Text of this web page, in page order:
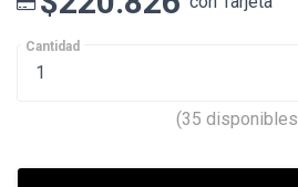
Cantidad
(35